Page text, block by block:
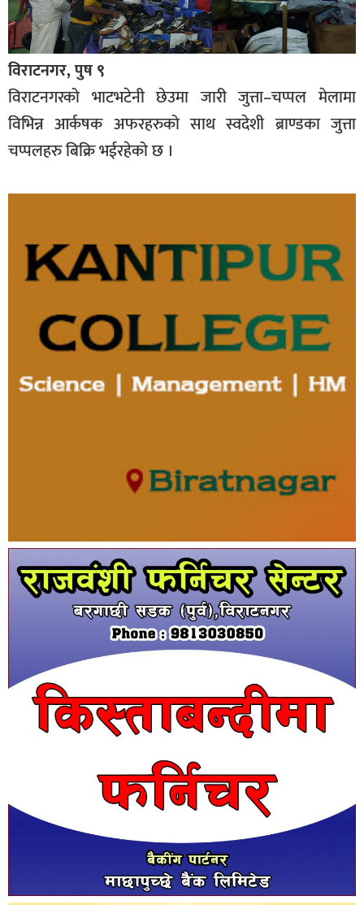
विराटनगर, पुष ९
विराटनगरको भाटभटेनी छेउमा जारी जुत्ता–चप्पल मेलामा
विभिन्न आर्कषक अफरहरुको साथ स्वदेशी ब्राण्डका जुत्ता
चप्पलहरु बिक्रि भईरहेको छ ।